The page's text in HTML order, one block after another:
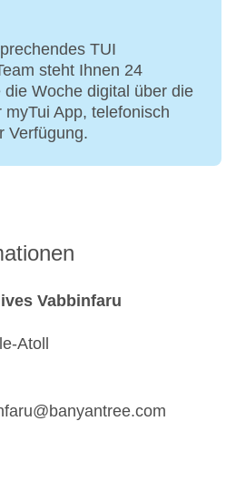
TUI
steht Ihnen 24
die Woche digital über die
App, telefonisch
Verfügung.
Vabbinfaru
Atoll